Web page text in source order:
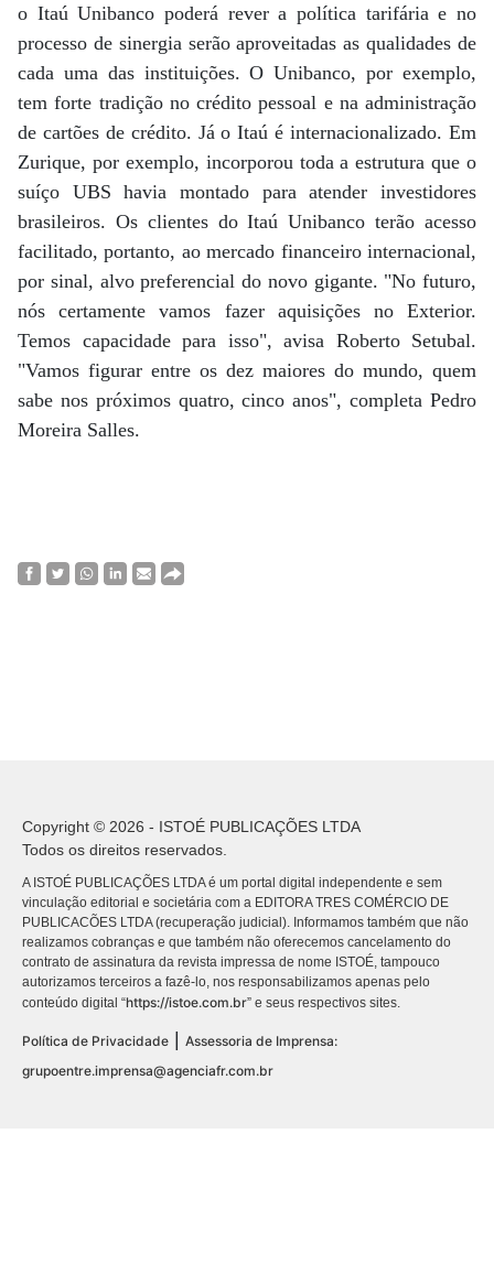
o Itaú Unibanco poderá rever a política tarifária e no
processo de sinergia serão aproveitadas as qualidades de
cada uma das instituições. O Unibanco, por exemplo,
tem forte tradição no crédito pessoal e na administração
de cartões de crédito. Já o Itaú é internacionalizado. Em
Zurique, por exemplo, incorporou toda a estrutura que o
suíço UBS havia montado para atender investidores
brasileiros. Os clientes do Itaú Unibanco terão acesso
facilitado, portanto, ao mercado financeiro internacional,
por sinal, alvo preferencial do novo gigante. "No futuro,
nós certamente vamos fazer aquisições no Exterior.
Temos capacidade para isso", avisa Roberto Setubal.
"Vamos figurar entre os dez maiores do mundo, quem
sabe nos próximos quatro, cinco anos", completa Pedro
Moreira Salles.
Copyright © 2026 - ISTOÉ PUBLICAÇÕES LTDA
Todos os direitos reservados.
A ISTOÉ PUBLICAÇÕES LTDA é um portal digital independente e sem
vinculação editorial e societária com a EDITORA TRES COMÉRCIO DE
PUBLICACÕES LTDA (recuperação judicial). Informamos também que não
realizamos cobranças e que também não oferecemos cancelamento do
contrato de assinatura da revista impressa de nome ISTOÉ, tampouco
autorizamos terceiros a fazê-lo, nos responsabilizamos apenas pelo
conteúdo digital “https://istoe.com.br” e seus respectivos sites.
Política de Privacidade | Assessoria de Imprensa:
grupoentre.imprensa@agenciafr.com.br